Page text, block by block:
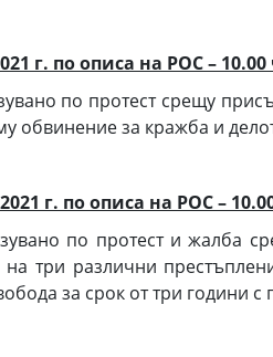
21 г. по описа на РОС – 10.00
по протест срещу
обвинение за кражба и
г. по описа на РОС –
по протест и жалба
три различни
за срок от три години с